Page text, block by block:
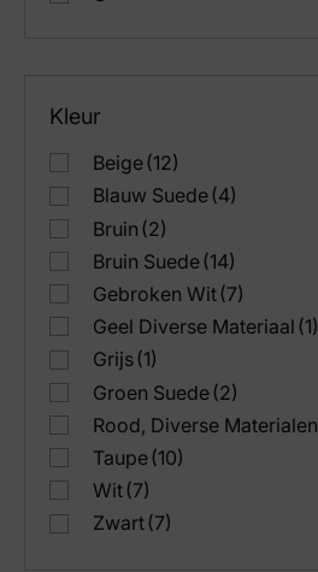
Kleur
Beige(12)
Blauw Suede(4)
Bruin (2)
Bruin Suede(14)
Gebroken Wit(7)
Geel Diverse Materiaal (1)
Grijs(1)
Groen Suede(2)
Rood, Diverse Materialen
Taupe(10)
Wit(7)
Zwart(7)